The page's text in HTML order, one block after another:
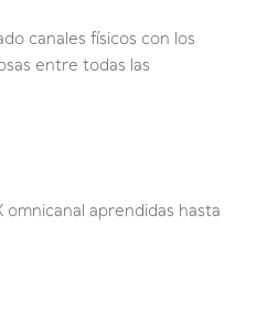
canales físicos con los
entre todas las
aprendidas hasta